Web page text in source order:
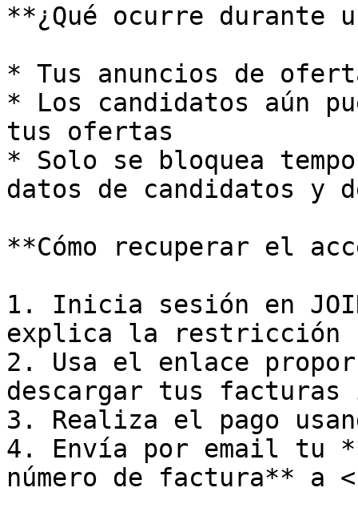
**¿Qué ocurre durante
* Tus anuncios de
* Los candidatos aún
tus ofertas
* Solo se bloquea
datos de candidatos y
**Cómo recuperar el
1. Inicia sesión en
explica la restricción
2. Usa el enlace
descargar tus facturas
3. Realiza el pago
4. Envía por email tu
número de factura** a